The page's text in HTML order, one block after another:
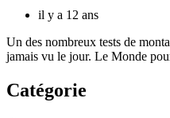
il y a 12 ans
Un des nombreux tests de
jamais vu le jour. Le Monde
Catégorie